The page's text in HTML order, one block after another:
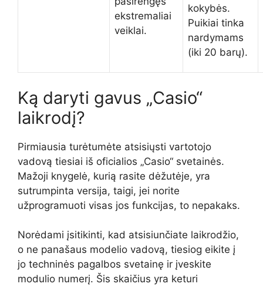
ekstremaliai
veiklai.
kokybės.
Puikiai tinka
nardymams
(iki 20 barų).
Ką daryti gavus „Casio“
laikrodį?
Pirmiausia turėtumėte atsisiųsti vartotojo
vadovą tiesiai iš oficialios „Casio“ svetainės.
Mažoji knygelė, kurią rasite dėžutėje, yra
sutrumpinta versija, taigi, jei norite
užprogramuoti visas jos funkcijas, to nepakaks.
Norėdami įsitikinti, kad atsisiunčiate laikrodžio,
o ne panašaus modelio vadovą, tiesiog eikite į
jo techninės pagalbos svetainę ir įveskite
modulio numerį. Šis skaičius yra keturi